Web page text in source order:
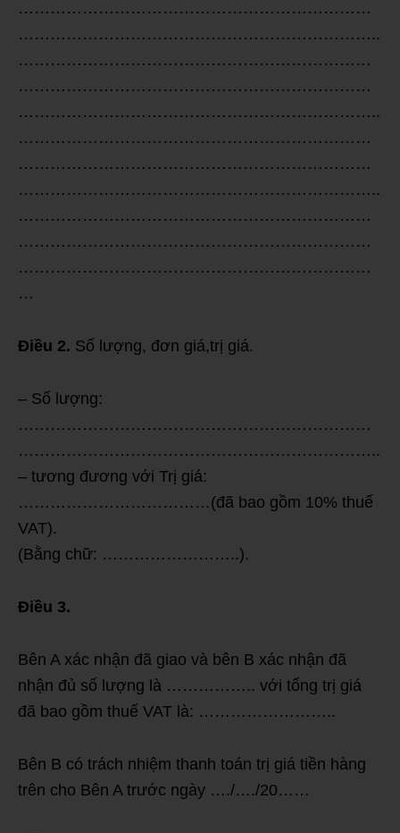
…………………………………………………………
…………………………………………………………..
…………………………………………………………
…………………………………………………………
…………………………………………………………..
…………………………………………………………
…………………………………………………………
…………………………………………………………..
…………………………………………………………
…………………………………………………………
…………………………………………………………
…
Điều 2. Số lượng, đơn giá,trị giá.
– Số lượng:
…………………………………………………………
…………………………………………………………..
– tương đương với Trị giá:
………………………………(đã bao gồm 10% thuế
VAT).
(Bằng chữ: ……………………..).
Điều 3.
Bên A xác nhận đã giao và bên B xác nhận đã
nhận đủ số lượng là …………….. với tổng trị giá
đã bao gồm thuế VAT là: ……………………..
Bên B có trách nhiệm thanh toán trị giá tiền hàng
trên cho Bên A trước ngày …./…./20……